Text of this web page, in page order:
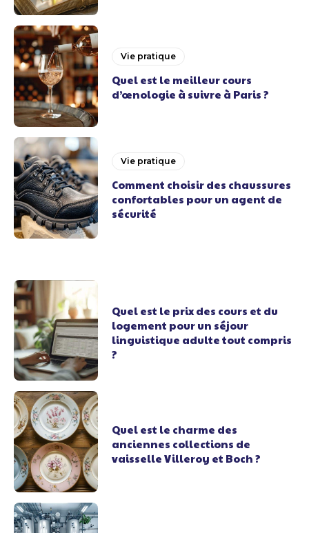
Vie pratique
Quel est le meilleur cours
d’œnologie à suivre à Paris ?
Vie pratique
Comment choisir des chaussures
confortables pour un agent de
sécurité
Quel est le prix des cours et du
logement pour un séjour
linguistique adulte tout compris
?
Quel est le charme des
anciennes collections de
vaisselle Villeroy et Boch ?